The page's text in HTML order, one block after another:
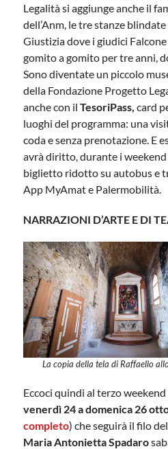
Legalità si aggiunge anche il
dell’Anm, le tre stanze
Giustizia dove i giudici
gomito a gomito per tre anni,
Sono diventate un piccolo
della Fondazione Progetto
anche con ilTesoriPass,card
luoghi del programma: una
coda e senza prenotazione. E
avrà diritto, durante i weekend
biglietto ridotto su autobus e
App MyAmat e Palermobilità.
NARRAZIONI D’ARTE E DI
La copia della tela di Raffaello
Eccoci quindi al terzo
venerdì 24 a domenica 26
completo) che seguirà il filo
Maria Antonietta Spadaro